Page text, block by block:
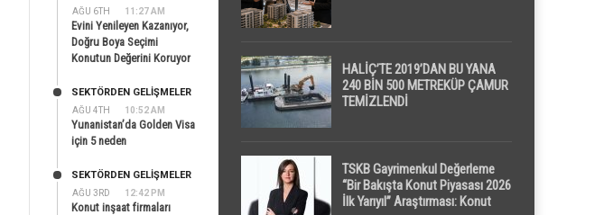
AĞU 6TH 11:27 AM
Evini Yenileyen Kazanıyor,
Doğru Boya Seçimi
Konutun Değerini Koruyor
AĞU 4TH 10:52 AM
SEKTÖRDEN GELIŞMELER
Yunanistan’da Golden Visa
için 5 neden
AĞU 3RD 12:42 PM
SEKTÖRDEN GELIŞMELER
Konut inşaat firmaları
HALİÇ’TE 2019’DAN BU YANA
240 BİN 500 METREKÜP ÇAMUR
TEMİZLENDİ
TSKB Gayrimenkul Değerleme
“Bir Bakışta Konut Piyasası 2026
İlk Yarıyıl” Araştırması: Konut